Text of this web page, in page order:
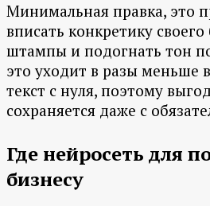
Минимальная правка, это
вписать конкретику своего
штампы и подогнать тон
это уходит в разы меньше
текст с нуля, поэтому
сохраняется даже с
Где нейросеть для
бизнесу